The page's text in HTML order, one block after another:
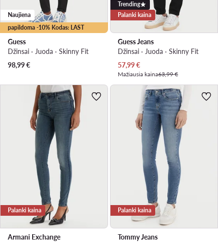
papildoma -10% Kodas: LAST
Naujiena
Guess
Džinsai · Juoda · Skinny Fit
98,99€
Trending
Palanki kaina
Guess Jeans
Džinsai · Juoda · Skinny Fit
Dabartinė kaina
57,99€
Mažiausia kaina63,99 €
Palanki kaina
Armani Exchange
Palanki kaina
Tommy Jeans